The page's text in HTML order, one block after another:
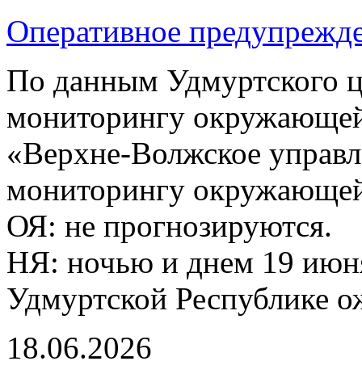
Оперативное
По данным Удмуртского
мониторингу
«Верхне-Волжское
мониторингу
ОЯ: не прогнозируются.
НЯ: ночью и днем 19
Удмуртской Республике
18.06.2026